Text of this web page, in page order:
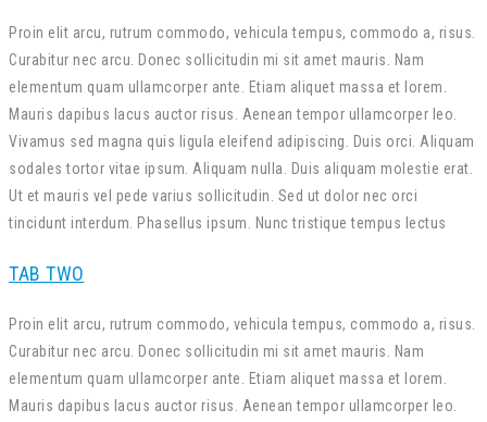
Proin elit arcu, rutrum commodo, vehicula tempus, commodo a, risus.
Curabitur nec arcu. Donec sollicitudin mi sit amet mauris. Nam
elementum quam ullamcorper ante. Etiam aliquet massa et lorem.
Mauris dapibus lacus auctor risus. Aenean tempor ullamcorper leo.
Vivamus sed magna quis ligula eleifend adipiscing. Duis orci. Aliquam
sodales tortor vitae ipsum. Aliquam nulla. Duis aliquam molestie erat.
Ut et mauris vel pede varius sollicitudin. Sed ut dolor nec orci
tincidunt interdum. Phasellus ipsum. Nunc tristique tempus lectus
TAB TWO
Proin elit arcu, rutrum commodo, vehicula tempus, commodo a, risus.
Curabitur nec arcu. Donec sollicitudin mi sit amet mauris. Nam
elementum quam ullamcorper ante. Etiam aliquet massa et lorem.
Mauris dapibus lacus auctor risus. Aenean tempor ullamcorper leo.